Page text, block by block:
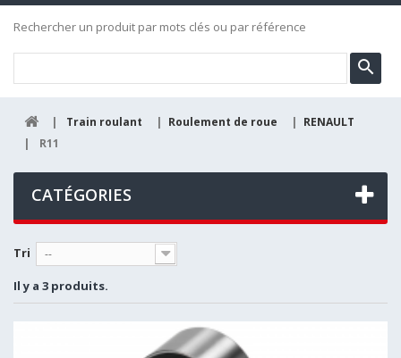
Rechercher un produit par mots clés ou par référence
| Train roulant | Roulement de roue | RENAULT
|
R11
CATÉGORIES
Tri --
Il y a 3 produits.